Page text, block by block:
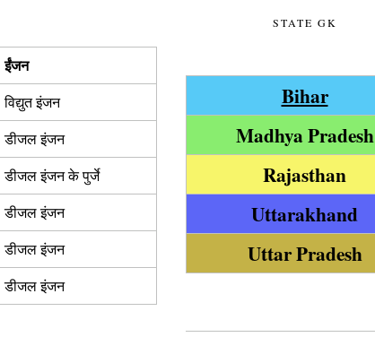
ईंजन
विद्युत इंजन
डीजल इंजन
डीजल इंजन के पुर्जे
डीजल इंजन
डीजल इंजन
डीजल इंजन
STATE GK
Bihar
Madhya Pradesh
Rajasthan
Uttarakhand
Uttar Pradesh